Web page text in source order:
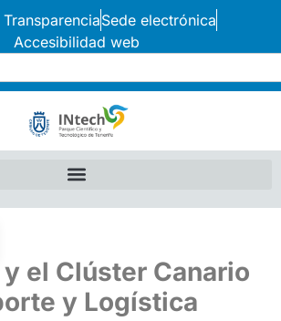
Sede electrónica
Accesibilidad web
el Clúster Canario
y Logística